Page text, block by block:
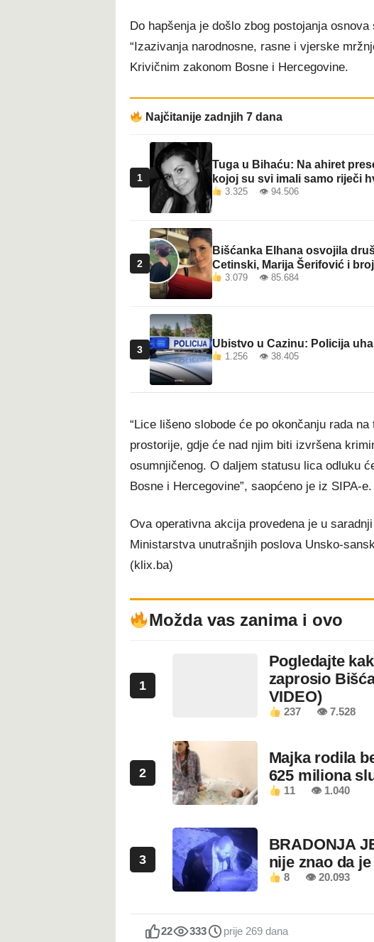
Do hapšenja je došlo zbog postojanja
“Izazivanja narodnosne, rasne i vjerske
Krivičnim zakonom Bosne i Hercegovine.
Najčitanije zadnjih 7 dana
1
Tuga u Bihaću: Na ahiret
kojoj su svi imali samo riječi
3.325 👁 94.506
2
Bišćanka Elhana osvojila
Cetinski, Marija Šerifović i
3.079 👁 85.684
3 Ubistvo u Cazinu: Policija
1.256 👁 38.405
“Lice lišeno slobode će po okončanju rada
prostorije, gdje će nad njim biti izvršena
osumnjičenog. O daljem statusu lica odluku
Bosne i Hercegovine”, saopćeno je iz SIPA-e.
Ova operativna akcija provedena je u
Ministarstva unutrašnjih poslova Unsko-
(klix.ba)
Možda vas zanima i ovo
1
Pogledajte
zaprosio
VIDEO)
237 👁 7.528
2
Majka rodila
625 miliona
11 👁 1.040
3
BRADONJA
nije znao da
8 👁 20.093
22 333 prije 269 dana